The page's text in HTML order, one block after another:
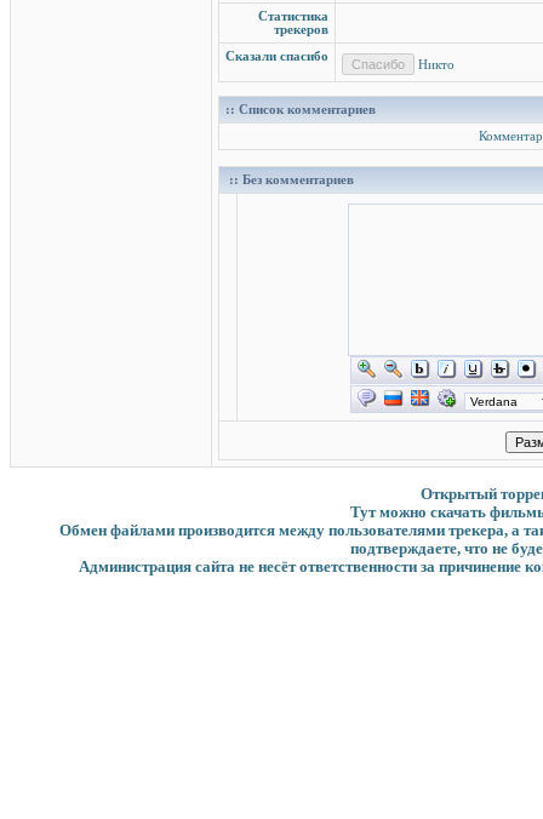
Статистика
трекеров
Сказали спасибо
Никто
:: Список комментариев
:: Без комментариев
Открытый
Тут можно скачать
Обмен файлами производится между пользователями трекера, а
подтверждаете, что не
Администрация сайта не несёт ответственности за причинение